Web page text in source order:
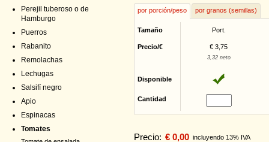
Perejil tuberoso o de
Hamburgo
Puerros
Rabanito
Remolachas
Lechugas
Salsifí negro
Apio
Espinacas
Tomates
por porción/peso por granos (semillas)
Tamaño Port.
Precio/€ € 3,75
3,32 neto
Disponible
Cantidad
Precio: € 0,00 incluyendo 13% IVA